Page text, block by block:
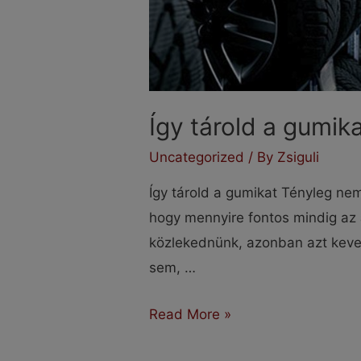
Így tárold a
Uncategorized / By Zsiguli
Így tárold a gumikat Tényleg
hogy mennyire fontos mindig
közlekednünk, azonban azt
sem, …
Így
Read More »